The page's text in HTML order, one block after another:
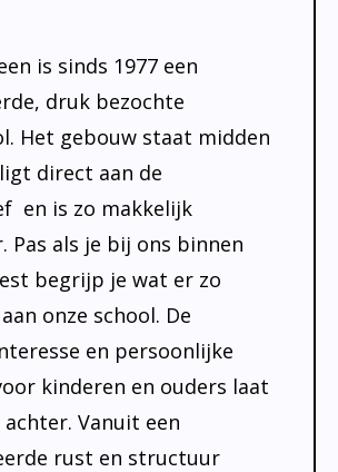
is sinds 1977 een
druk bezochte
Het gebouw staat midden
direct aan de
en is zo makkelijk
Pas als je bij ons binnen
begrijp je wat er zo
onze school. De
en persoonlijke
kinderen en ouders laat
Vanuit een
rust en structuur